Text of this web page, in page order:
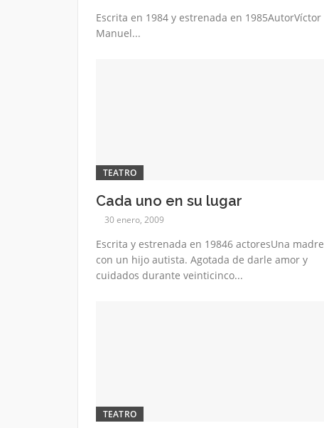
Escrita en 1984 y estrenada en 1985AutorVíctor
Manuel...
TEATRO
Cada uno en su lugar
30 enero, 2009
Escrita y estrenada en 19846 actoresUna madre
con un hijo autista. Agotada de darle amor y
cuidados durante veinticinco...
TEATRO